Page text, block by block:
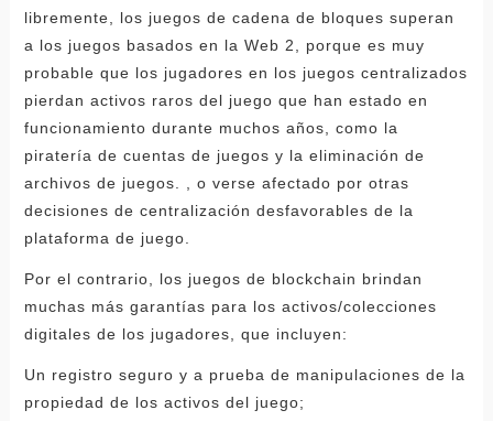
libremente, los juegos de cadena de bloques superan
a los juegos basados ​​en la Web 2, porque es muy
probable que los jugadores en los juegos centralizados
pierdan activos raros del juego que han estado en
funcionamiento durante muchos años, como la
piratería de cuentas de juegos y la eliminación de
archivos de juegos. , o verse afectado por otras
decisiones de centralización desfavorables de la
plataforma de juego.
Por el contrario, los juegos de blockchain brindan
muchas más garantías para los activos/colecciones
digitales de los jugadores, que incluyen:
Un registro seguro y a prueba de manipulaciones de la
propiedad de los activos del juego;